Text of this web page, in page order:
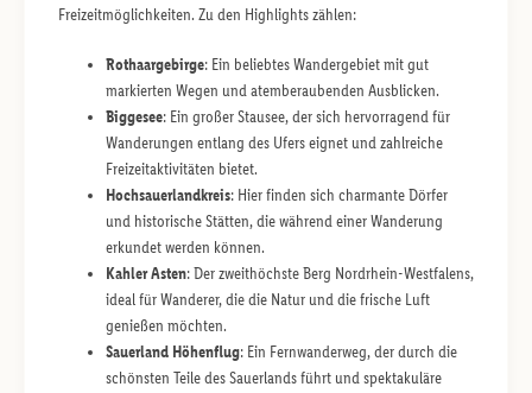
Freizeitmöglichkeiten. Zu den Highlights zählen:
Rothaargebirge: Ein beliebtes Wandergebiet mit gut
markierten Wegen und atemberaubenden Ausblicken.
Biggesee: Ein großer Stausee, der sich hervorragend für
Wanderungen entlang des Ufers eignet und zahlreiche
Freizeitaktivitäten bietet.
Hochsauerlandkreis: Hier finden sich charmante Dörfer
und historische Stätten, die während einer Wanderung
erkundet werden können.
Kahler Asten: Der zweithöchste Berg Nordrhein-Westfalens,
ideal für Wanderer, die die Natur und die frische Luft
genießen möchten.
Sauerland Höhenflug: Ein Fernwanderweg, der durch die
schönsten Teile des Sauerlands führt und spektakuläre